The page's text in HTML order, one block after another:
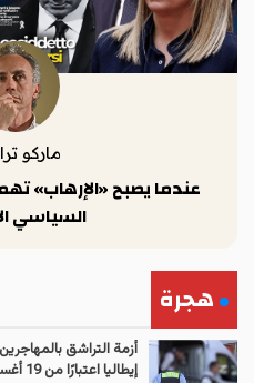
ماركو
عندما يصبح «الإرهاب»
السياسي
هجرة
أزمة التراشق
إيطاليا اعتبارًا من 19 أغسطس